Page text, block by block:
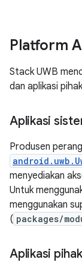
Platform
Stack UWB
dan aplikasi
Aplikasi
Produsen
menyediakan
Untuk
menggunakan
( packages/
Aplikasi